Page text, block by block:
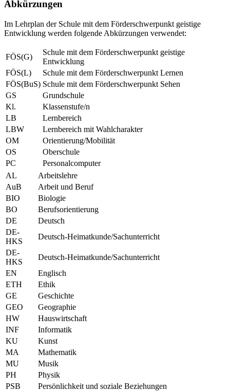
Abkürzungen
Im Lehrplan der Schule mit dem Förderschwerpunkt geistige
Entwicklung werden folgende Abkürzungen verwendet:
FÖS(G)
Schule mit dem Förderschwerpunkt geistige
Entwicklung
FÖS(L)
Schule mit dem Förderschwerpunkt Lernen
FÖS(BuS) Schule mit dem Förderschwerpunkt Sehen
GS
Grundschule
Kl.
Klassenstufe/n
LB
Lernbereich
LBW
Lernbereich mit Wahlcharakter
OM
Orientierung/Mobilität
OS
Oberschule
PC
Personalcomputer
AL
Arbeitslehre
AuB
Arbeit und Beruf
BIO
Biologie
BO
Berufsorientierung
DE
Deutsch
DE-
HKS
Deutsch-Heimatkunde/Sachunterricht
DE-
HKS
Deutsch-Heimatkunde/Sachunterricht
EN
Englisch
ETH
Ethik
GE
Geschichte
GEO
Geographie
HW
Hauswirtschaft
INF
Informatik
KU
Kunst
MA
Mathematik
MU
Musik
PH
Physik
PSB
Persönlichkeit und soziale Beziehungen